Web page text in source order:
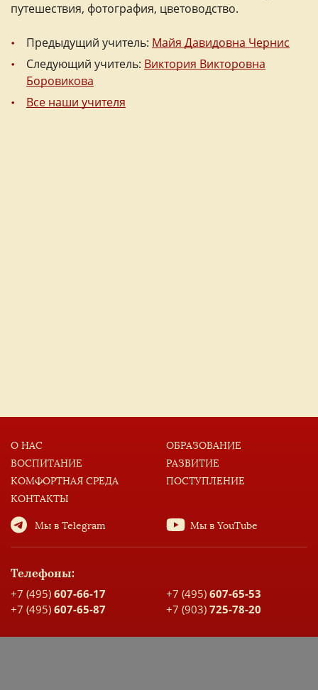
путешествия, фотография, цветоводство.
Предыдущий учитель: Майя Давидовна Чернис
Следующий учитель: Виктория Викторовна
Боровикова
Все наши учителя
О НАС
ОБРАЗОВАНИЕ
ВОСПИТАНИЕ
РАЗВИТИЕ
КОМФОРТНАЯ СРЕДА
ПОСТУПЛЕНИЕ
КОНТАКТЫ
Мы в Telegram Мы в YouTube
Телефоны:
+7 (495) 607-66-17 +7 (495) 607-65-53
+7 (495) 607-65-87 +7 (903) 725-78-20